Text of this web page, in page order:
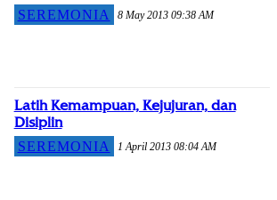
SEREMONIA 8 May 2013 09:38 AM
Latih Kemampuan, Kejujuran, dan
Disiplin
SEREMONIA 1 April 2013 08:04 AM